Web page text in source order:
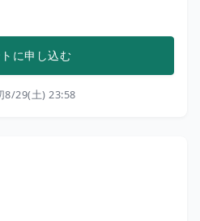
に申し込む
8/29(土) 23:58